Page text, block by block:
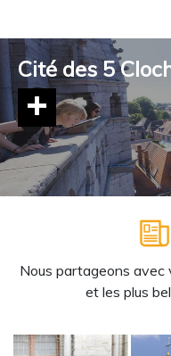
Cité des 5
En savoir plus
Nous partageons avec
et les plus